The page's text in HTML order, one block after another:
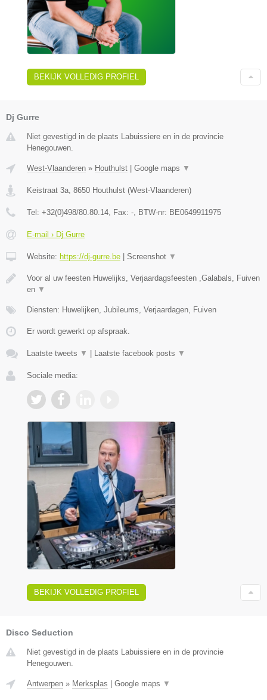
BEKIJK VOLLEDIG PROFIEL
Dj Gurre
Niet gevestigd in de plaats Labuissiere en in de provincie
Henegouwen.
West-Vlaanderen » Houthulst | Google maps ▼
Keistraat 3a 8650 Houthulst (West-Vlaanderen)
Tel: +32(0)498/80.80.14 , Fax: - , BTW-nr: BE0649911975
E-mail › Dj Gurre
Website: https://dj-gurre.be | Screenshot ▼
Voor al uw feesten Huwelijks, Verjaardagsfeesten ,Galabals, Fuiven
en ▼
Diensten: Huwelijken, Jubileums, Verjaardagen, Fuiven
Er wordt gewerkt op afspraak.
Laatste tweets ▼ | Laatste facebook posts ▼
Sociale media:
BEKIJK VOLLEDIG PROFIEL
Disco Seduction
Niet gevestigd in de plaats Labuissiere en in de provincie
Henegouwen.
Antwerpen » Merksplas | Google maps ▼